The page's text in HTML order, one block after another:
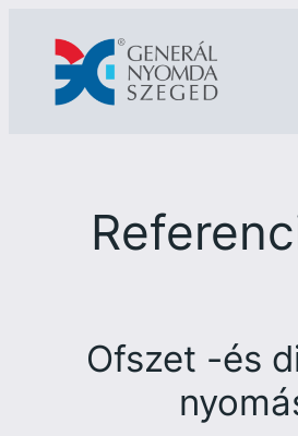
tartalomhoz
Ofszet -és